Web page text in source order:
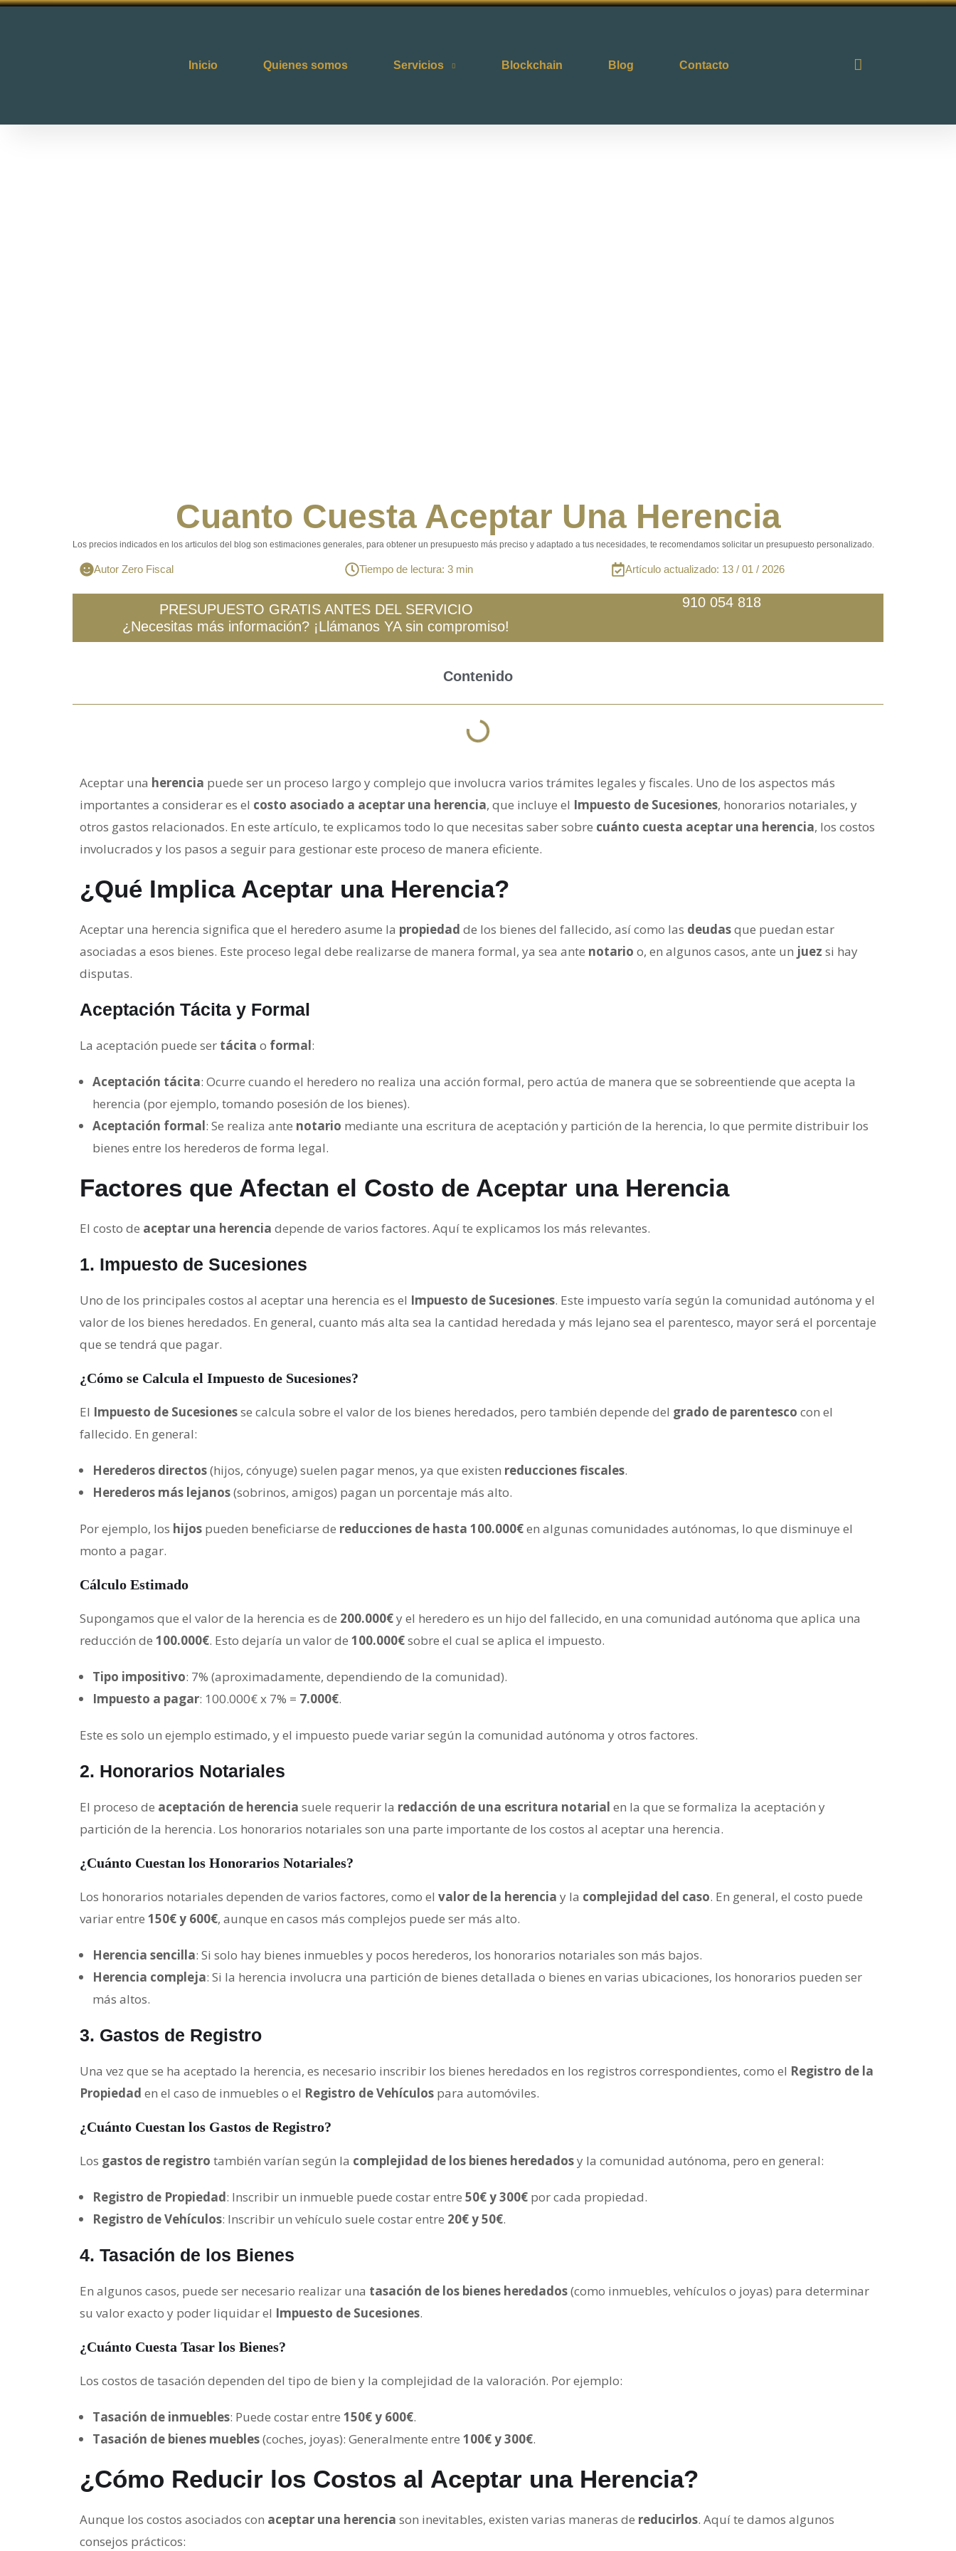
Inicio Quienes somos Servicios Blockchain Blog Contacto
Cuanto Cuesta Aceptar Una Herencia
Los precios indicados en los articulos del blog son estimaciones generales, para obtener un presupuesto más preciso y adaptado a tus necesidades, te recomendamos solicitar un presupuesto personalizado.
Autor Zero Fiscal Tiempo de lectura: 3 min Artículo actualizado: 13 / 01 / 2026
PRESUPUESTO GRATIS ANTES DEL SERVICIO
¿Necesitas más información? ¡Llámanos YA sin compromiso!
910 054 818
Contenido
Aceptar una herencia puede ser un proceso largo y complejo que involucra varios trámites legales y fiscales. Uno de los aspectos más
importantes a considerar es el costo asociado a aceptar una herencia, que incluye el Impuesto de Sucesiones, honorarios notariales, y
otros gastos relacionados. En este artículo, te explicamos todo lo que necesitas saber sobre cuánto cuesta aceptar una herencia, los costos
involucrados y los pasos a seguir para gestionar este proceso de manera eficiente.
¿Qué Implica Aceptar una Herencia?
Aceptar una herencia significa que el heredero asume la propiedad de los bienes del fallecido, así como las deudasque puedan estar
asociadas a esos bienes. Este proceso legal debe realizarse de manera formal, ya sea ante notario o, en algunos casos, ante un juez si hay
disputas.
Aceptación Tácita y Formal
La aceptación puede ser tácita o formal:
Aceptación tácita: Ocurre cuando el heredero no realiza una acción formal, pero actúa de manera que se sobreentiende que acepta la
herencia (por ejemplo, tomando posesión de los bienes).
Aceptación formal: Se realiza ante notario mediante una escritura de aceptación y partición de la herencia, lo que permite distribuir los
bienes entre los herederos de forma legal.
Factores que Afectan el Costo de Aceptar una Herencia
El costo de aceptar una herencia depende de varios factores. Aquí te explicamos los más relevantes.
1. Impuesto de Sucesiones
Uno de los principales costos al aceptar una herencia es el Impuesto de Sucesiones. Este impuesto varía según la comunidad autónoma y el
valor de los bienes heredados. En general, cuanto más alta sea la cantidad heredada y más lejano sea el parentesco, mayor será el porcentaje
que se tendrá que pagar.
¿Cómo se Calcula el Impuesto de Sucesiones?
El Impuesto de Sucesionesse calcula sobre el valor de los bienes heredados, pero también depende del grado de parentesco con el
fallecido. En general:
Herederos directos(hijos, cónyuge) suelen pagar menos, ya que existen reducciones fiscales.
Herederos más lejanos(sobrinos, amigos) pagan un porcentaje más alto.
Por ejemplo, los hijos pueden beneficiarse de reducciones de hasta 100.000€en algunas comunidades autónomas, lo que disminuye el
monto a pagar.
Cálculo Estimado
Supongamos que el valor de la herencia es de 200.000€y el heredero es un hijo del fallecido, en una comunidad autónoma que aplica una
reducción de 100.000€. Esto dejaría un valor de 100.000€sobre el cual se aplica el impuesto.
Tipo impositivo: 7% (aproximadamente, dependiendo de la comunidad).
Impuesto a pagar: 100.000€ x 7% = 7.000€.
Este es solo un ejemplo estimado, y el impuesto puede variar según la comunidad autónoma y otros factores.
2. Honorarios Notariales
El proceso de aceptación de herencia suele requerir la redacción de una escritura notarial en la que se formaliza la aceptación y
partición de la herencia. Los honorarios notariales son una parte importante de los costos al aceptar una herencia.
¿Cuánto Cuestan los Honorarios Notariales?
Los honorarios notariales dependen de varios factores, como el valor de la herencia y la complejidad del caso. En general, el costo puede
variar entre 150€ y 600€, aunque en casos más complejos puede ser más alto.
Herencia sencilla: Si solo hay bienes inmuebles y pocos herederos, los honorarios notariales son más bajos.
Herencia compleja: Si la herencia involucra una partición de bienes detallada o bienes en varias ubicaciones, los honorarios pueden ser
más altos.
3. Gastos de Registro
Una vez que se ha aceptado la herencia, es necesario inscribir los bienes heredados en los registros correspondientes, como el Registro de la
Propiedad en el caso de inmuebles o el Registro de Vehículos para automóviles.
¿Cuánto Cuestan los Gastos de Registro?
Los gastos de registro también varían según la complejidad de los bienes heredadosy la comunidad autónoma, pero en general:
Registro de Propiedad: Inscribir un inmueble puede costar entre 50€ y 300€ por cada propiedad.
Registro de Vehículos: Inscribir un vehículo suele costar entre 20€ y 50€.
4. Tasación de los Bienes
En algunos casos, puede ser necesario realizar una tasación de los bienes heredados(como inmuebles, vehículos o joyas) para determinar
su valor exacto y poder liquidar el Impuesto de Sucesiones.
¿Cuánto Cuesta Tasar los Bienes?
Los costos de tasación dependen del tipo de bien y la complejidad de la valoración. Por ejemplo:
Tasación de inmuebles: Puede costar entre 150€ y 600€.
Tasación de bienes muebles(coches, joyas): Generalmente entre 100€ y 300€.
¿Cómo Reducir los Costos al Aceptar una Herencia?
Aunque los costos asociados con aceptar una herencia son inevitables, existen varias maneras de reducirlos. Aquí te damos algunos
consejos prácticos: